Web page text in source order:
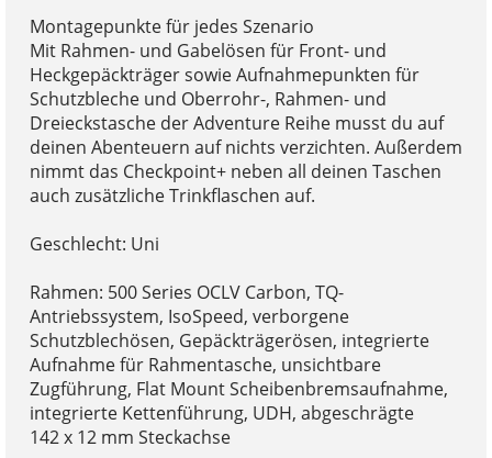
Montagepunkte für jedes Szenario
Mit Rahmen- und Gabelösen für Front- und
Heckgepäckträger sowie Aufnahmepunkten für
Schutzbleche und Oberrohr-, Rahmen- und
Dreieckstasche der Adventure Reihe musst du auf
deinen Abenteuern auf nichts verzichten. Außerdem
nimmt das Checkpoint+ neben all deinen Taschen
auch zusätzliche Trinkflaschen auf.
Geschlecht: Uni
Rahmen: 500 Series OCLV Carbon, TQ-
Antriebssystem, IsoSpeed, verborgene
Schutzblechösen, Gepäckträgerösen, integrierte
Aufnahme für Rahmentasche, unsichtbare
Zugführung, Flat Mount Scheibenbremsaufnahme,
integrierte Kettenführung, UDH, abgeschrägte
142 x 12 mm Steckachse